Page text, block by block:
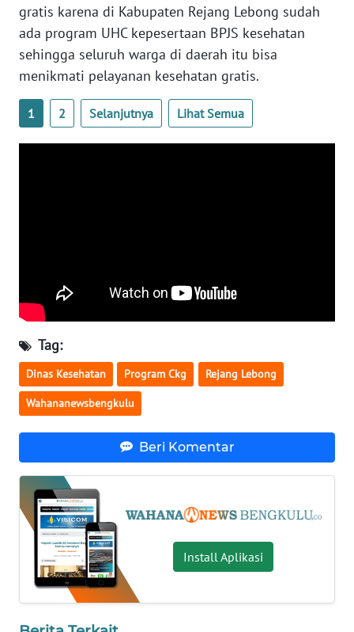
gratis karena di Kabupaten Rejang Lebong sudah
ada program UHC kepesertaan BPJS kesehatan
sehingga seluruh warga di daerah itu bisa
menikmati pelayanan kesehatan gratis.
1 2 Selanjutnya Lihat Semua
Tag:
Dinas Kesehatan Program Ckg Rejang Lebong
Wahananewsbengkulu
Beri Komentar
Install Aplikasi
WN
SUMBAR
WN
WN
JOGJA
WN
BALI
WN
KALBAR
WN